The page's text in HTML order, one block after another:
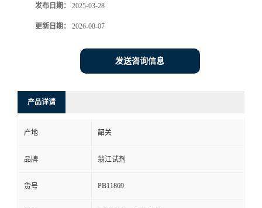
发布日期： 2025-03-28
更新日期： 2026-08-07
发送咨询信息
产品详请
产地 韶关
品牌 翁江试剂
货号 PB11869